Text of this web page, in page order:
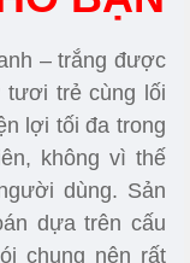
– trắng được
tươi trẻ cùng lối
lợi tối đa trong
không vì thế
dùng. Sản
dựa trên cấu
chung nên rất